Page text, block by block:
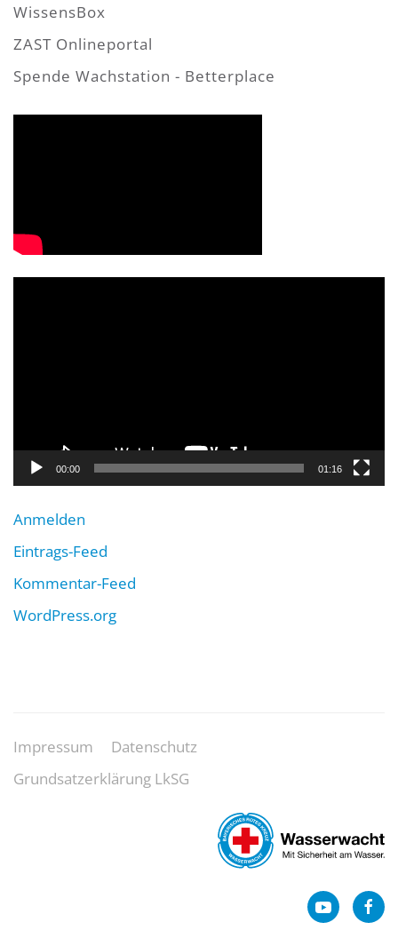
WissensBox
ZAST Onlineportal
Spende Wachstation - Betterplace
00:00 01:16
Anmelden
Eintrags-Feed
Kommentar-Feed
WordPress.org
Impressum
Datenschutz
Grundsatzerklärung LkSG